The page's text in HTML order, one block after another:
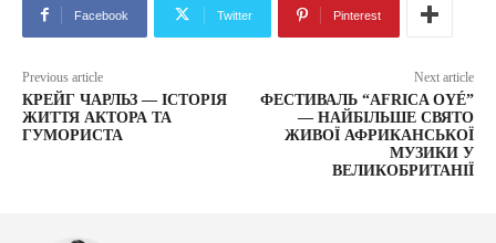
Facebook Twitter Pinterest
Previous article
КРЕЙГ ЧАРЛЬЗ — ІСТОРІЯ
ЖИТТЯ АКТОРА ТА
ГУМОРИСТА
Next article
ФЕСТИВАЛЬ “AFRICA OYÉ”
— НАЙБІЛЬШЕ СВЯТО
ЖИВОЇ АФРИКАНСЬКОЇ
МУЗИКИ У
ВЕЛИКОБРИТАНІЇ